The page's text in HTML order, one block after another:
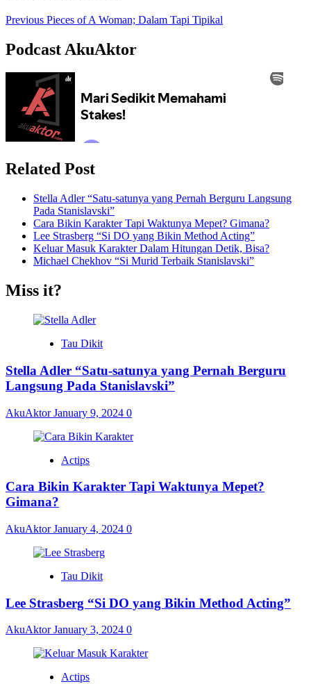
Previous Pieces of A Woman; Dalam Tapi Tipikal
Podcast AkuAktor
Related Post
Stella Adler “Satu-satunya yang Pernah Berguru Langsung
Pada Stanislavski”
Cara Bikin Karakter Tapi Waktunya Mepet? Gimana?
Lee Strasberg “Si DO yang Bikin Method Acting”
Keluar Masuk Karakter Dalam Hitungan Detik, Bisa?
Michael Chekhov “Si Murid Terbaik Stanislavski”
Miss it?
Tau Dikit
Stella Adler “Satu-satunya yang Pernah Berguru
Langsung Pada Stanislavski”
AkuAktorJanuary 9, 2024 0
Actips
Cara Bikin Karakter Tapi Waktunya Mepet?
Gimana?
AkuAktorJanuary 4, 2024 0
Tau Dikit
Lee Strasberg “Si DO yang Bikin Method Acting”
AkuAktorJanuary 3, 2024 0
Actips